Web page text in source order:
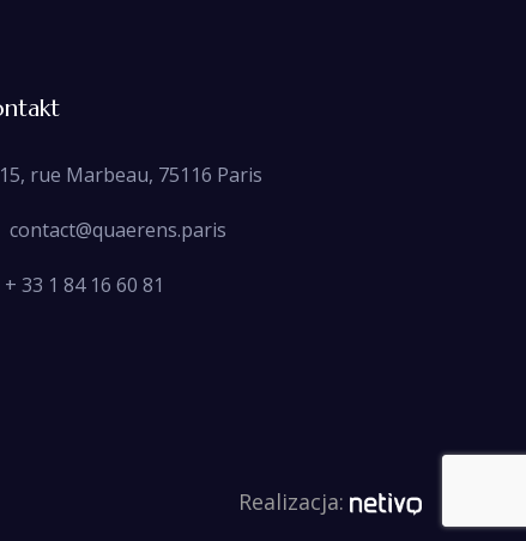
15, rue Marbeau, 75116 Paris
contact@quaerens.paris
+ 33 1 84 16 60 81
Realizacja: